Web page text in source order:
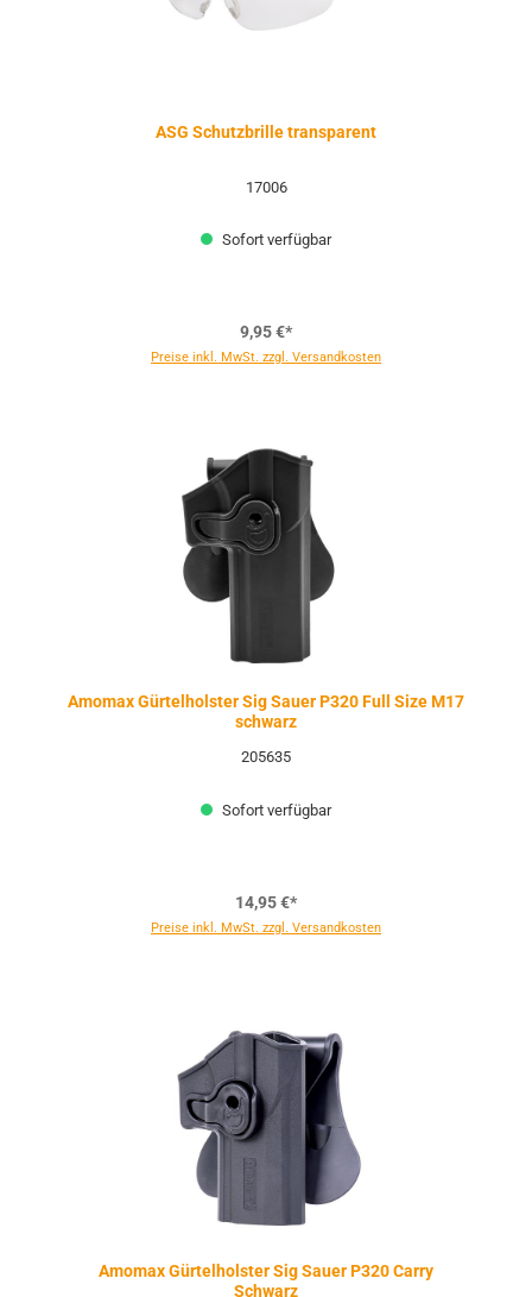
ASG Schutzbrille transparent
17006
Sofort verfügbar
9,95 €*
Preise inkl. MwSt. zzgl. Versandkosten
Amomax Gürtelholster Sig Sauer P320 Full Size M17
schwarz
205635
Sofort verfügbar
14,95 €*
Preise inkl. MwSt. zzgl. Versandkosten
Amomax Gürtelholster Sig Sauer P320 Carry
Schwarz